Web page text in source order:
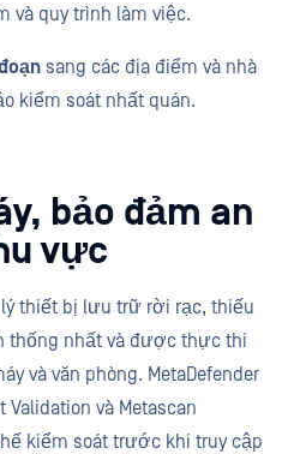
và quy trình làm việc.
sang các địa điểm và nhà
kiểm soát nhất quán.
bảo đảm an
vực
thiết bị lưu trữ rời rạc, thiếu
thống nhất và được thực thi
và văn phòng. MetaDefender
Validation và Metascan
kiểm soát trước khi truy cập